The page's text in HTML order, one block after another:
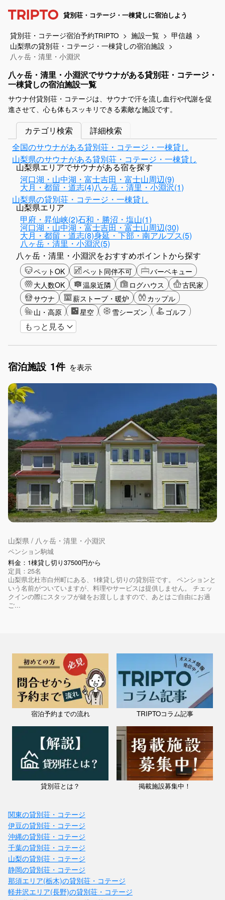
貸別荘・コテージ・一棟貸しに宿泊しよう
貸別荘・コテージ宿泊予約TRIPTO 施設一覧
甲信越
山梨県の貸別荘・コテージ・一棟貸しの宿泊施設
八ヶ岳・清里・小淵沢
八ヶ岳・清里・小淵沢でサウナがある貸別荘・コテージ・
一棟貸しの宿泊施設一覧
サウナ付貸別荘・コテージは、サウナで汗を流し血行や代謝を促
進させて、心も体もスッキリできる素敵な施設です。
カテゴリ検索
詳細検索
全国のサウナがある貸別荘・コテージ・一棟貸し
山梨県のサウナがある貸別荘・コテージ・一棟貸し
山梨県エリアでサウナがある宿を探す
河口湖・山中湖・富士吉田・富士山周辺(9)
大月・都留・道志(4)八ヶ岳・清里・小淵沢(1)
山梨県の貸別荘・コテージ・一棟貸し
山梨県エリア
甲府・昇仙峡(2)石和・勝沼・塩山(1)
河口湖・山中湖・富士吉田・富士山周辺(30)
大月・都留・道志(8)身延・下部・南アルプス(5)
八ヶ岳・清里・小淵沢(5)
八ヶ岳・清里・小淵沢をおすすめポイントから探す
ペットOK ペット同伴不可
バーベキュー
大人数OK
温泉近隣 ログハウス
古民家
サウナ
薪ストーブ・暖炉
カップル
山・高原
星空 雪シーズン
ゴルフ
釣り
アクティビティ
もっと見る
宿泊施設 1件 を表示
山梨県 / 八ヶ岳・清里・小淵沢
ペンション駒城
料金：1棟貸し切り37500円から
定員：25名
山梨県北杜市白州町にある、1棟貸し切りの貸別荘です。 ペンションと
いう名前がついていますが、料理やサービスは提供しません。 チェッ
クインの際にスタッフが鍵をお渡ししますので、あとはご自由にお過
ご...
宿泊予約までの流れ TRIPTOコラム記事
貸別荘とは？ 掲載施設募集中！
関東の貸別荘・コテージ
伊豆の貸別荘・コテージ
沖縄の貸別荘・コテージ
千葉の貸別荘・コテージ
山梨の貸別荘・コテージ
静岡の貸別荘・コテージ
那須エリア(栃木)の貸別荘・コテージ
軽井沢エリア(長野)の貸別荘・コテージ